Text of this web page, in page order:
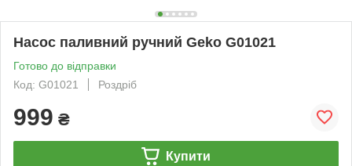
Насос паливний ручний Geko G01021
Готово до відправки
Код: G01021
Роздріб
999 ₴
Купити